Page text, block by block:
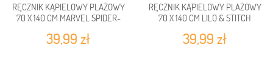
RĘCZNIK KĄPIELOWY PLAŻOWY
70 X 140 CM MARVEL SPIDER-
39,99 zł
RĘCZNIK KĄPIELOWY PLAŻOWY
70 X 140 CM LILO & STITCH
39,99 zł